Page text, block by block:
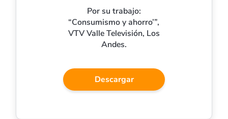
Por su trabajo:
“Consumismo y ahorro’”,
VTV Valle Televisión, Los
Andes.
Descargar